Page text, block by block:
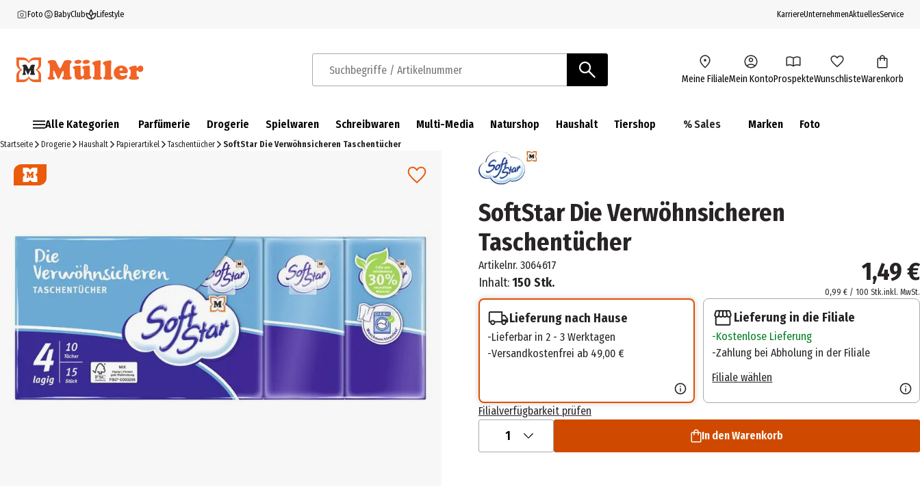
Foto BabyClub Lifestyle KarriereUnternehmenAktuellesService
Suchbegriffe / Artikelnummer Meine FilialeMein KontoProspekteWunschlisteWarenkorb
Alle Kategorien Parfümerie Drogerie Spielwaren Schreibwaren Multi-Media Naturshop Haushalt Tiershop % Sales Marken Foto
Startseite Drogerie Haushalt Papierartikel Taschentücher SoftStar Die Verwöhnsicheren Taschentücher
SoftStar Die Verwöhnsicheren
Taschentücher
Artikelnr. 3064617
Inhalt:150 Stk. 1,49 €
0,99 € / 100 Stk.inkl. MwSt.
Lieferung nach Hause
Lieferbar in 2 - 3 Werktagen
Versandkostenfrei ab 49,00 €
Lieferung in die Filiale
Kostenlose Lieferung
Zahlung bei Abholung in der Filiale
Filiale wählen
Filialverfügbarkeit prüfen
1 In den Warenkorb